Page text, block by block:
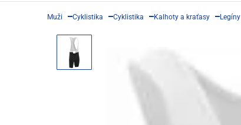
Muži Cyklistika Cyklistika Kalhoty a kraťasy Legíny